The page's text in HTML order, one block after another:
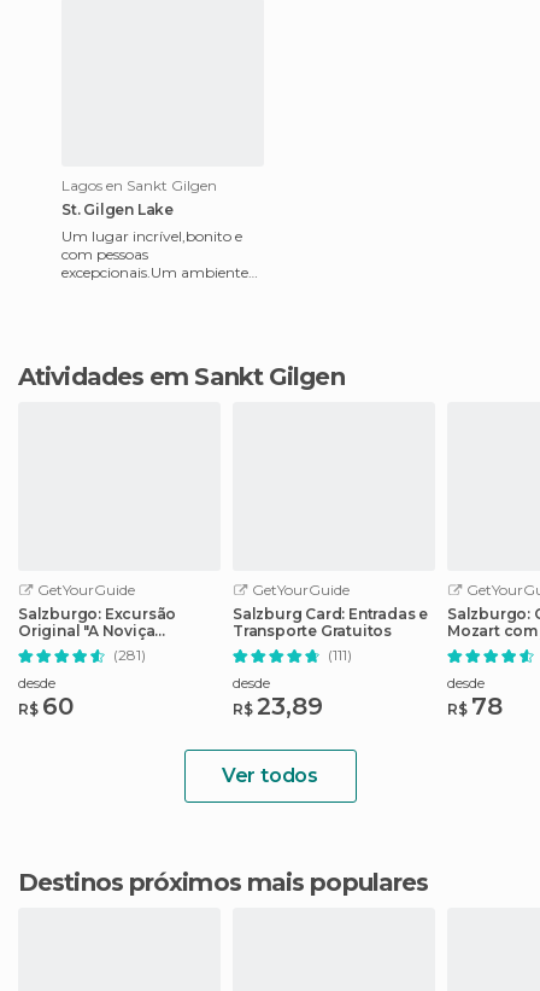
Lagos en Sankt Gilgen
St. Gilgen Lake
Um lugar incrível,bonito e
com pessoas
excepcionais.Um ambiente
Atividades em Sankt Gilgen
GetYourGuide
Salzburgo: Excursão
Original "A Noviça
Rebelde"
(281)
desde
R$ 60
GetYourGuide
Salzburg Card: Entradas e
Transporte Gratuitos
(111)
desde
R$ 23,89
Salzburgo:
Mozart
desde
R$ 78
Ver todos
Destinos próximos mais populares